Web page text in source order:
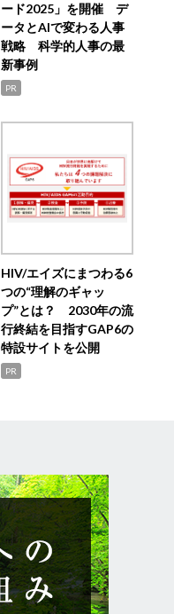
ード2025」を開催 デ
ータとAIで変わる人事
戦略 科学的人事の最
新事例
PR
HIV/エイズにまつわる6
つの“理解のギャッ
プ”とは？ 2030年の流
行終結を目指すGAP6の
特設サイトを公開
PR